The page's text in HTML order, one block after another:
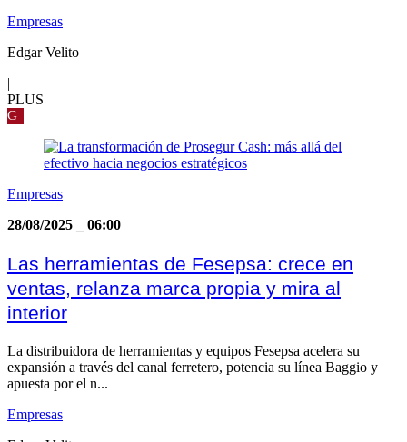
Empresas
Edgar Velito
|
PLUS
G
Empresas
28/08/2025
06:00
Las herramientas de Fesepsa: crece en
ventas, relanza marca propia y mira al
interior
La distribuidora de herramientas y equipos Fesepsa acelera su
expansión a través del canal ferretero, potencia su línea Baggio y
apuesta por el n...
Empresas